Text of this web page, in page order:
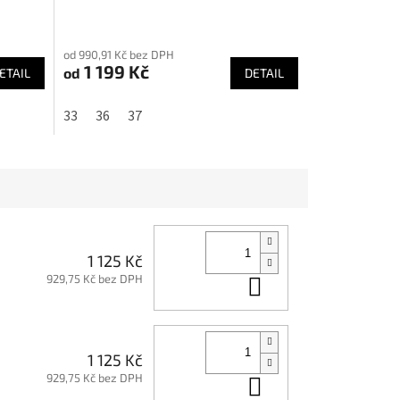
produktu
je
z
od 990,91 Kč bez DPH
od 1 199 Kč DETAIL
33 36 37
1 125 Kč
929,75 Kč bez DPH
1 125 Kč
929,75 Kč bez DPH